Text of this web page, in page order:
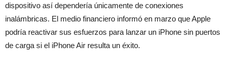
dispositivo así dependería únicamente de conexiones
inalámbricas. El medio financiero informó en marzo que Apple
podría reactivar sus esfuerzos para lanzar un iPhone sin puertos
de carga si el iPhone Air resulta un éxito.